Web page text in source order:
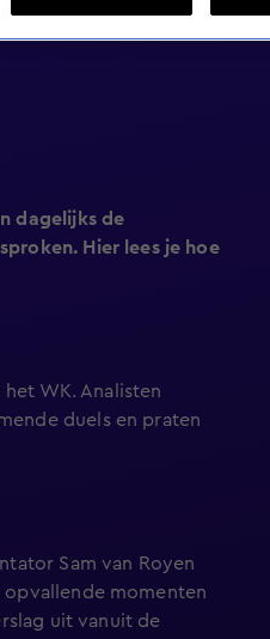
dagelijks de
Hier lees je hoe
WK. Analisten
duels en praten
Sam van Royen
opvallende momenten
uit vanuit de